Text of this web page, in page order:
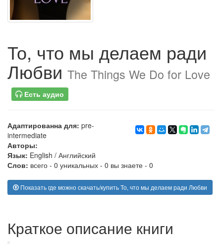
То, что мы делаем ради
Любви The Things We Do for Love
Есть аудио
Адаптированна для: pre-
intermediate
Авторы:
Язык: English / Английский
Слов: всего - 0 уникальных - 0 вы знаете - 0
Показать где можно скачать/купить То, что мы делаем ради Любви
Краткое описание книги